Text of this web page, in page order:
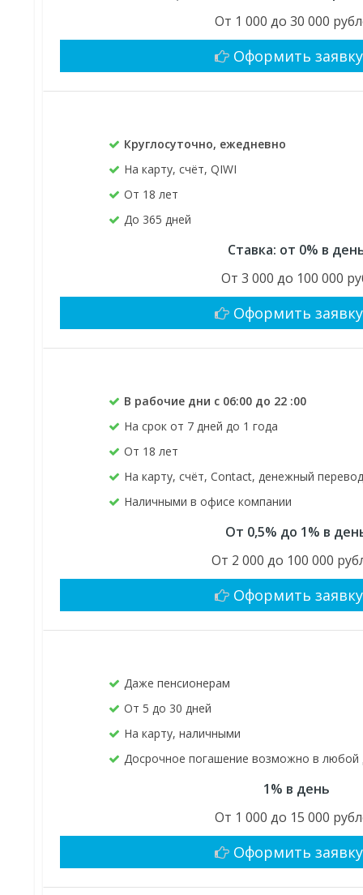
От 1 000 до 30 000
Оформить заявку
Круглосуточно, ежедневно
На карту, счёт, QIWI
От 18 лет
До 365 дней
Ставка: от 0% в
От 3 000 до 100 000
Оформить заявку
В рабочие дни с 06:00 до 22 :00
На срок от 7 дней до 1 года
От 18 лет
На карту, счёт, Contact, денежный
Наличными в офисе компании
От 0,5% до 1% в
От 2 000 до 100 000
Оформить заявку
Даже пенсионерам
От 5 до 30 дней
На карту, наличными
Досрочное погашение возможно в любой
1% в день
От 1 000 до 15 000
Оформить заявку